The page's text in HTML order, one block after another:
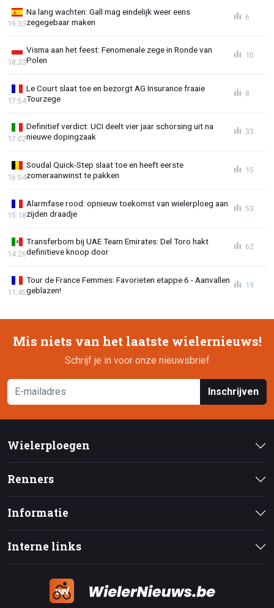
Na lang wachten: Gall mag eindelijk weer eens
zegegebaar maken
19:33
6
Visma aan het feest: Fenomenale zege in Ronde van
Polen
18:33
10
Le Court slaat toe en bezorgt AG Insurance fraaie
Tourzege
17:54
8
Definitief verdict: UCI deelt vier jaar schorsing uit na
nieuwe dopingzaak
17:02
33
Soudal Quick-Step slaat toe en heeft eerste
zomeraanwinst te pakken
16:04
15
Alarmfase rood: opnieuw toekomst van wielerploeg aan
zijden draadje
15:18
53
Transferbom bij UAE Team Emirates: Del Toro hakt
definitieve knoop door
14:26
62
Tour de France Femmes: Favorieten etappe 6 - Aanvallen
geblazen!
11:45
19
Mis niets van het laatste wielernieuws!
Schrijf je in voor onze nieuwsbrief
Inschrijven
Wielerploegen
Renners
Informatie
Interne links